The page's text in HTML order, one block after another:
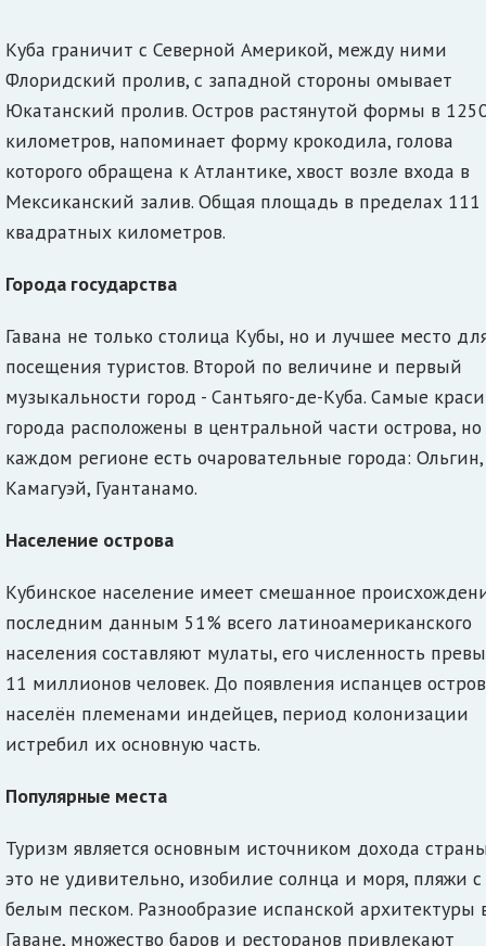
Куба граничит с Северной Америкой, между ними
Флоридский пролив, с западной стороны омывает
Юкатанский пролив. Остров растянутой формы в
километров, напоминает форму крокодила, голова
которого обращена к Атлантике, хвост возле входа в
Мексиканский залив. Общая площадь в пределах
квадратных километров.
Города государства
Гавана не только столица Кубы, но и лучшее место
посещения туристов. Второй по величине и первый
музыкальности город - Сантьяго-де-Куба. Самые
города расположены в центральной части острова, но
каждом регионе есть очаровательные города: Ольгин,
Камагуэй, Гуантанамо.
Население острова
Кубинское население имеет смешанное
последним данным 51% всего латиноамериканского
населения составляют мулаты, его численность
11 миллионов человек. До появления испанцев
населён племенами индейцев, период колонизации
истребил их основную часть.
Популярные места
Туризм является основным источником дохода
это не удивительно, изобилие солнца и моря, пляжи с
белым песком. Разнообразие испанской архитектуры
Гаване, множество баров и ресторанов привлекают